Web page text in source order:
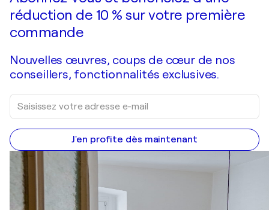
réduction de 10 % sur votre première
commande
Nouvelles œuvres, coups de cœur de nos
conseillers, fonctionnalités exclusives.
J'en profite dès maintenant